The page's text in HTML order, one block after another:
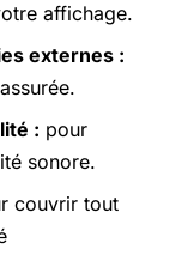
affichage.
externes :
: pour
sonore.
couvrir tout